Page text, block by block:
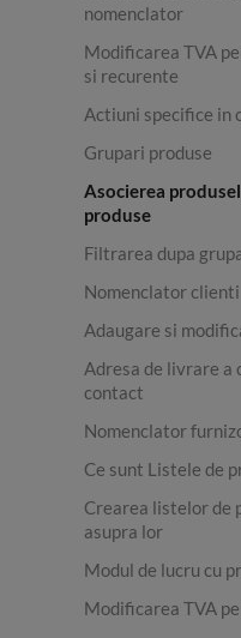
nomenclator
Modificarea TVA
si recurente
Actiuni specifice in
Grupari produse
Asocierea
produse
Filtrarea dupa
Nomenclator clienti
Adaugare si
Adresa de livrare a
contact
Nomenclator
Ce sunt Listele de
Crearea listelor de
asupra lor
Modul de lucru cu
Modificarea TVA